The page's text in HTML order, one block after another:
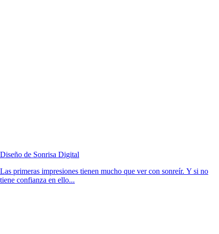
Diseño de Sonrisa Digital
Las primeras impresiones tienen mucho que ver con sonreír. Y si no
tiene confianza en ello...